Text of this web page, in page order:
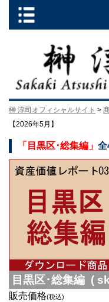
榊 淳司オフィシャルサイト >
【2026年5月】
「目黒区･総集編」 全
目黒区･総集編 (
販売価格(税込)